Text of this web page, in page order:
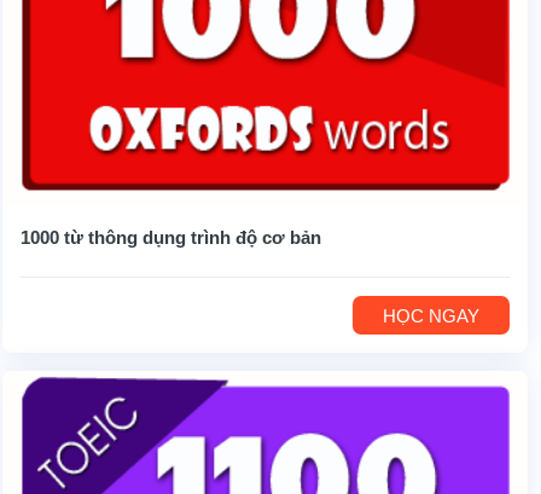
1000 từ thông dụng trình độ cơ bản
HỌC NGAY